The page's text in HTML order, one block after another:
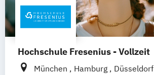
Hochschule Fresenius - Vollzeit
München Hamburg Düsseldorf